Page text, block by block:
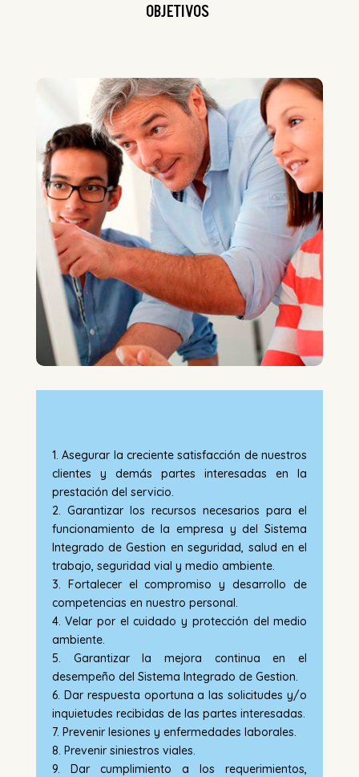
OBJETIVOS
1. Asegurar la creciente satisfacción de nuestros
clientes y demás partes interesadas en la
prestación del servicio.
2. Garantizar los recursos necesarios para el
funcionamiento de la empresa y del Sistema
Integrado de Gestion en seguridad, salud en el
trabajo, seguridad vial y medio ambiente.
3. Fortalecer el compromiso y desarrollo de
competencias en nuestro personal.
4. Velar por el cuidado y protección del medio
ambiente.
5. Garantizar la mejora continua en el
desempeño del Sistema Integrado de Gestion.
6. Dar respuesta oportuna a las solicitudes y/o
inquietudes recibidas de las partes interesadas.
7. Prevenir lesiones y enfermedades laborales.
8. Prevenir siniestros viales.
9. Dar cumplimiento a los requerimientos,